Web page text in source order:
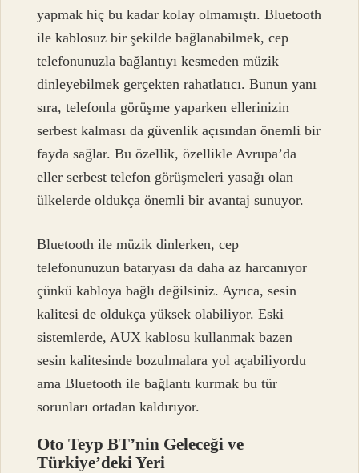
yapmak hiç bu kadar kolay olmamıştı. Bluetooth
ile kablosuz bir şekilde bağlanabilmek, cep
telefonunuzla bağlantıyı kesmeden müzik
dinleyebilmek gerçekten rahatlatıcı. Bunun yanı
sıra, telefonla görüşme yaparken ellerinizin
serbest kalması da güvenlik açısından önemli bir
fayda sağlar. Bu özellik, özellikle Avrupa’da
eller serbest telefon görüşmeleri yasağı olan
ülkelerde oldukça önemli bir avantaj sunuyor.
Bluetooth ile müzik dinlerken, cep
telefonunuzun bataryası da daha az harcanıyor
çünkü kabloya bağlı değilsiniz. Ayrıca, sesin
kalitesi de oldukça yüksek olabiliyor. Eski
sistemlerde, AUX kablosu kullanmak bazen
sesin kalitesinde bozulmalara yol açabiliyordu
ama Bluetooth ile bağlantı kurmak bu tür
sorunları ortadan kaldırıyor.
Oto Teyp BT’nin Geleceği ve
Türkiye’deki Yeri